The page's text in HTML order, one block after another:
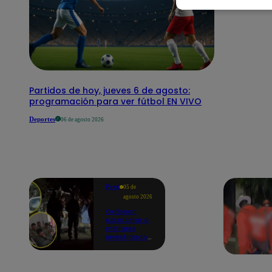
Partidos de hoy, jueves 6 de agosto:
programación para ver fútbol EN VIVO
Deportes 06 de agosto 2026
Perú
05 de
agosto 2026
Ordenan
excarcelar a
militares
investigados